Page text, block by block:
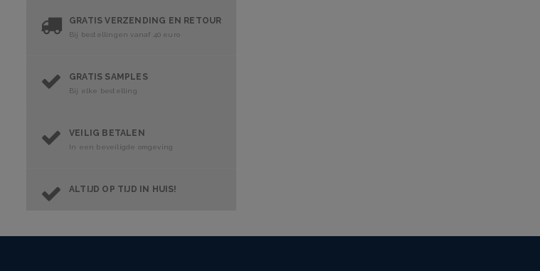
GRATIS VERZENDING EN RETOUR
Bij bestellingen vanaf 40 euro
GRATIS SAMPLES
Bij elke bestelling
VEILIG BETALEN
In een beveiligde omgeving
ALTIJD OP TIJD IN HUIS!